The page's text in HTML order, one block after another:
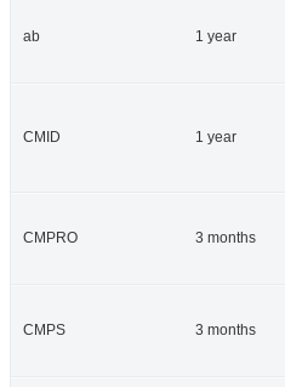
ab 1 year
CMID 1 year
CMPRO 3 months
CMPS 3 months